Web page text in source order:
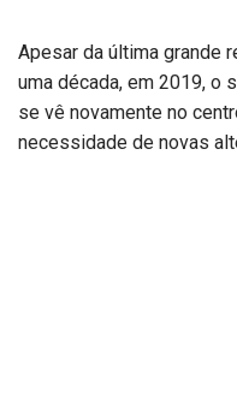
Apesar da última grande
uma década, em 2019, o
se vê novamente no
necessidade de novas